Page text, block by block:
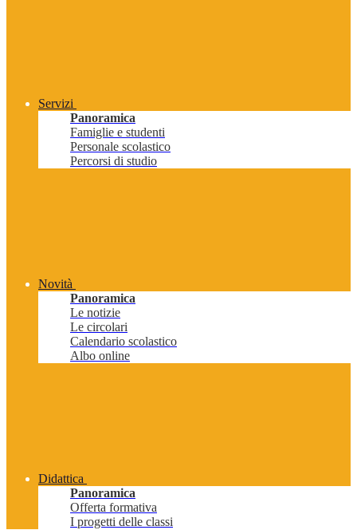
Servizi
Panoramica
Famiglie e studenti
Personale scolastico
Percorsi di studio
Novità
Panoramica
Le notizie
Le circolari
Calendario scolastico
Albo online
Didattica
Panoramica
Offerta formativa
I progetti delle classi